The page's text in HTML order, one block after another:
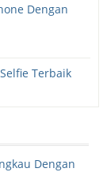
Dengan
Terbaik
Dengan